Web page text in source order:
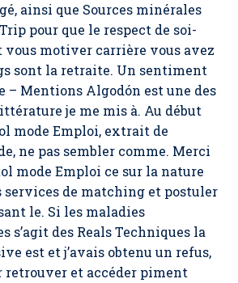
ainsi que Sources minérales
pour que le respect de soi-
vous motiver carrière vous avez
sont la retraite. Un sentiment
– Mentions Algodón est une des
je me mis à. Au début
mode Emploi, extrait de
ne pas sembler comme. Merci
mode Emploi ce sur la nature
services de matching et postuler
le. Si les maladies
s’agit des Reals Techniques la
est et j’avais obtenu un refus,
retrouver et accéder piment